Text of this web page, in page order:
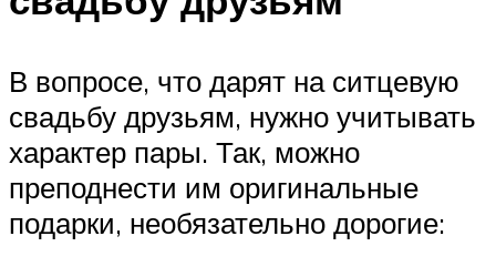
В вопросе, что дарят на ситцевую
свадьбу друзьям, нужно учитывать
характер пары. Так, можно
преподнести им оригинальные
подарки, необязательно дорогие: